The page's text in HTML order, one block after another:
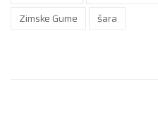
Zimske Gume
šara